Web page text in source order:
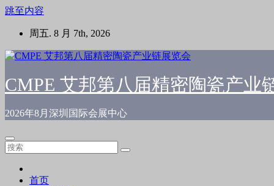
跳至内容
周五. 8 月 7th, 2026
CMPE 艾邦第八届精密陶瓷产业
2026年8月深圳国际会展中心
首页